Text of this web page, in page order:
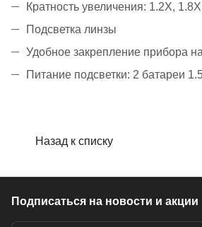
Кратность увеличения: 1.2Х,
Подсветка линзы
Удобное закрепление прибора
Питание подсветки: 2 батареи
Назад к списку
Подписаться на новости и акции